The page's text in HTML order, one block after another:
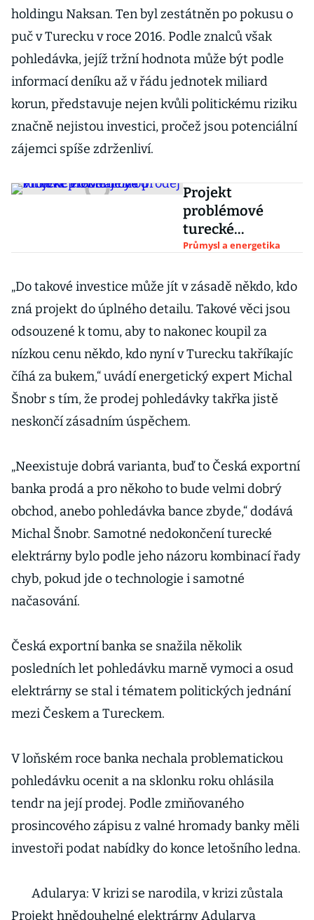
holdingu Naksan. Ten byl zestátněn po pokusu o
puč v Turecku v roce 2016. Podle znalců však
pohledávka, jejíž tržní hodnota může být podle
informací deníku až v řádu jednotek miliard
korun, představuje nejen kvůli politickému riziku
značně nejistou investici, pročež jsou potenciální
zájemci spíše zdrženliví.
Projekt
problémové
turecké
elektrárny od
na prodej
Průmysl a energetika
„Do takové investice může jít v zásadě někdo, kdo
zná projekt do úplného detailu. Takové věci jsou
odsouzené k tomu, aby to nakonec koupil za
nízkou cenu někdo, kdo nyní v Turecku takříkajíc
číhá za bukem,“ uvádí energetický expert Michal
Šnobr s tím, že prodej pohledávky takřka jistě
neskončí zásadním úspěchem.
„Neexistuje dobrá varianta, buď to Česká exportní
banka prodá a pro někoho to bude velmi dobrý
obchod, anebo pohledávka bance zbyde,“ dodává
Michal Šnobr. Samotné nedokončení turecké
elektrárny bylo podle jeho názoru kombinací řady
chyb, pokud jde o technologie i samotné
načasování.
Česká exportní banka se snažila několik
posledních let pohledávku marně vymoci a osud
elektrárny se stal i tématem politických jednání
mezi Českem a Tureckem.
V loňském roce banka nechala problematickou
pohledávku ocenit a na sklonku roku ohlásila
tendr na její prodej. Podle zmiňovaného
prosincového zápisu z valné hromady banky měli
investoři podat nabídky do konce letošního ledna.
Adularya: V krizi se narodila, v krizi zůstala
Projekt hnědouhelné elektrárny Adularya